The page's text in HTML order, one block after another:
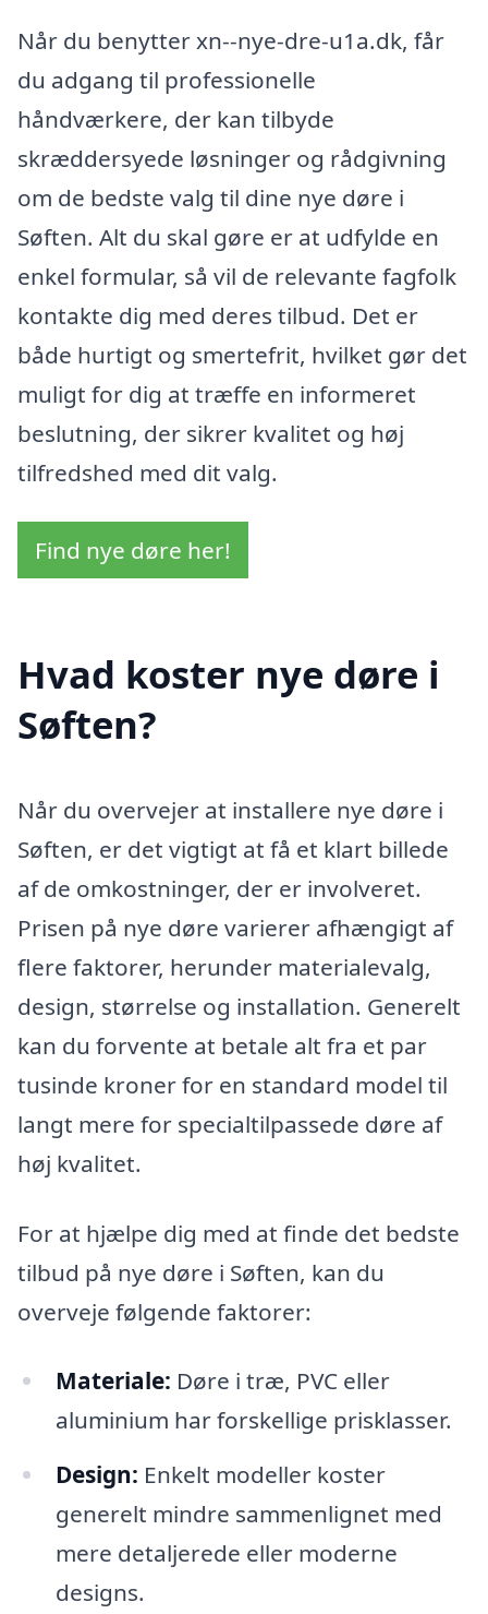
Når du benytter xn--nye-dre-u1a.dk, får
du adgang til professionelle
håndværkere, der kan tilbyde
skræddersyede løsninger og rådgivning
om de bedste valg til dine nye døre i
Søften. Alt du skal gøre er at udfylde en
enkel formular, så vil de relevante fagfolk
kontakte dig med deres tilbud. Det er
både hurtigt og smertefrit, hvilket gør det
muligt for dig at træffe en informeret
beslutning, der sikrer kvalitet og høj
tilfredshed med dit valg.
Find nye døre her!
Hvad koster nye døre i
Søften?
Når du overvejer at installere nye døre i
Søften, er det vigtigt at få et klart billede
af de omkostninger, der er involveret.
Prisen på nye døre varierer afhængigt af
flere faktorer, herunder materialevalg,
design, størrelse og installation. Generelt
kan du forvente at betale alt fra et par
tusinde kroner for en standard model til
langt mere for specialtilpassede døre af
høj kvalitet.
For at hjælpe dig med at finde det bedste
tilbud på nye døre i Søften, kan du
overveje følgende faktorer:
Materiale: Døre i træ, PVC eller
aluminium har forskellige prisklasser.
Design: Enkelt modeller koster
generelt mindre sammenlignet med
mere detaljerede eller moderne
designs.